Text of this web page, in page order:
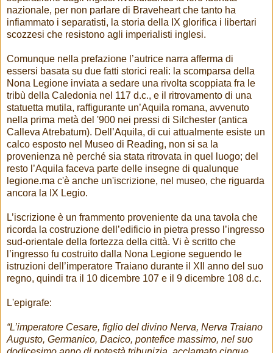
nazionale, per non parlare di Braveheart che tanto ha
infiammato i separatisti, la storia della IX glorifica i libertari
scozzesi che resistono agli imperialisti inglesi.
Comunque nella prefazione l’autrice narra afferma di
essersi basata su due fatti storici reali: la scomparsa della
Nona Legione inviata a sedare una rivolta scoppiata fra le
tribù della Caledonia nel 117 d.c., e il ritrovamento di una
statuetta mutila, raffigurante un’Aquila romana, avvenuto
nella prima metà del '900 nei pressi di Silchester (antica
Calleva Atrebatum). Dell’Aquila, di cui attualmente esiste un
calco esposto nel Museo di Reading, non si sa la
provenienza nè perché sia stata ritrovata in quel luogo; del
resto l’Aquila faceva parte delle insegne di qualunque
legione.ma c'è anche un'iscrizione, nel museo, che riguarda
ancora la IX Legio.
L’iscrizione è un frammento proveniente da una tavola che
ricorda la costruzione dell’edificio in pietra presso l’ingresso
sud-orientale della fortezza della città. Vi è scritto che
l’ingresso fu costruito dalla Nona Legione seguendo le
istruzioni dell’imperatore Traiano durante il XII anno del suo
regno, quindi tra il 10 dicembre 107 e il 9 dicembre 108 d.c.
L'epigrafe:
“L’imperatore Cesare, figlio del divino Nerva, Nerva Traiano
Augusto, Germanico, Dacico, pontefice massimo, nel suo